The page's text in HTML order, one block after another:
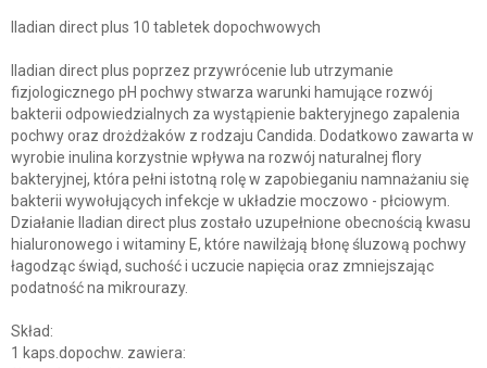
Iladian direct plus 10 tabletek dopochwowych
Iladian direct plus poprzez przywrócenie lub utrzymanie
fizjologicznego pH pochwy stwarza warunki hamujące rozwój
bakterii odpowiedzialnych za wystąpienie bakteryjnego zapalenia
pochwy oraz drożdżaków z rodzaju Candida. Dodatkowo zawarta w
wyrobie inulina korzystnie wpływa na rozwój naturalnej flory
bakteryjnej, która pełni istotną rolę w zapobieganiu namnażaniu się
bakterii wywołujących infekcje w układzie moczowo - płciowym.
Działanie Iladian direct plus zostało uzupełnione obecnością kwasu
hialuronowego i witaminy E, które nawilżają błonę śluzową pochwy
łagodząc świąd, suchość i uczucie napięcia oraz zmniejszając
podatność na mikrourazy.
Skład:
1 kaps.dopochw. zawiera: